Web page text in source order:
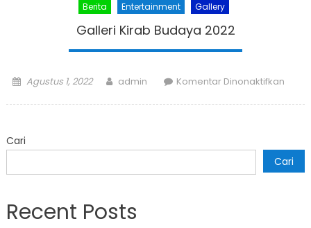
Berita Entertainment Gallery
Galleri Kirab Budaya 2022
Posted
Agustus 1, 2022 Author
admin Komentar Dinonaktifkan
Cari
Cari
Recent Posts